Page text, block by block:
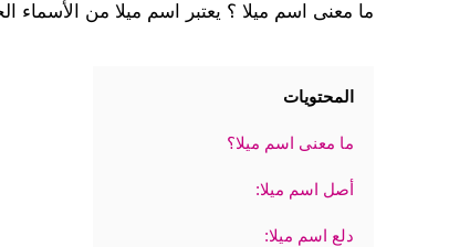
ما معنى اسم ميلا ؟ يعتبر اسم ميلا من الأسماء
المحتويات
ما معنى اسم ميلا؟
أصل اسم ميلا:
دلع اسم ميلا: